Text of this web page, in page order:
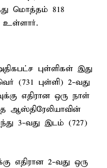
மொத்தம் 818
உள்ளார்.
புள்ளிகள் இது
(731 புள்ளி) 2-வது
எதிரான ஒரு நாள்
ஆஸ்திரேலியாவின்
3-வது இடம் (727)
எதிரான 2-வது ஒரு